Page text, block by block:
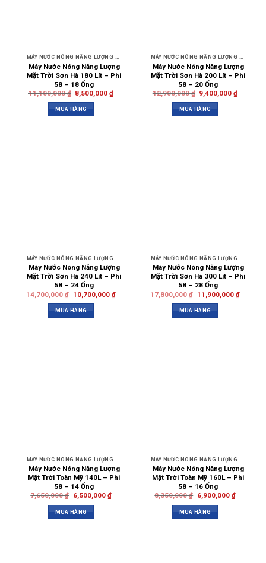
MÁY NƯỚC NÓNG NĂNG LƯỢNG MẶT TRỜI SƠN HÀ
Máy Nước Nóng Năng Lượng
Mặt Trời Sơn Hà 180 Lít – Phi
58 – 18 Ống
11,100,000₫ 8,500,000₫
MUA HÀNG
MÁY NƯỚC NÓNG NĂNG LƯỢNG MẶT TRỜI SƠN HÀ
Máy Nước Nóng Năng Lượng
Mặt Trời Sơn Hà 200 Lít – Phi
58 – 20 Ống
12,900,000₫ 9,400,000₫
MUA HÀNG
MÁY NƯỚC NÓNG NĂNG LƯỢNG MẶT TRỜI SƠN HÀ
Máy Nước Nóng Năng Lượng
Mặt Trời Sơn Hà 240 Lít – Phi
58 – 24 Ống
14,700,000₫ 10,700,000 ₫
MUA HÀNG
MÁY NƯỚC NÓNG NĂNG LƯỢNG MẶT TRỜI SƠN HÀ
Máy Nước Nóng Năng Lượng
Mặt Trời Sơn Hà 300 Lít – Phi
58 – 28 Ống
17,800,000₫ 11,900,000 ₫
MUA HÀNG
Máy Nước Nóng Năng Lượng
Mặt Trời Toàn Mỹ 140L – Phi
58 – 14 Ống
7,650,000₫ 6,500,000 ₫
MUA HÀNG
Máy Nước Nóng Năng Lượng
Mặt Trời Toàn Mỹ 160L – Phi
58 – 16 Ống
8,350,000₫ 6,900,000 ₫
MUA HÀNG